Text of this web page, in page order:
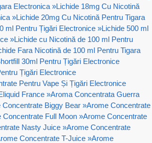
Electronica »Lichide 18mg Cu Nicotină
»Lichide 20mg Cu Nicotină Pentru Tigara
ml Pentru Țigări Electronice »Lichide 500 ml
»Lichide cu Nicotină de 100 ml Pentru
Fara Nicotină de 100 ml Pentru Tigara
30ml Pentru Țigări Electronice
Țigări Electronice
Pentru Vape Și Țigări Electronice
France »Aroma Concentrata Guerra
Concentrate Biggy Bear »Arome Concentrate
Concentrate Full Moon »Arome Concentrate
Nasty Juice »Arome Concentrate
Concentrate T-Juice »Arome